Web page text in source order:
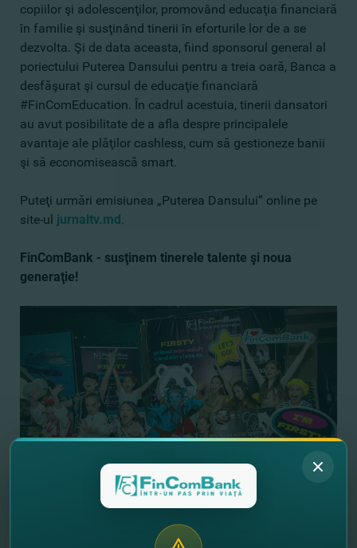
copiilor şi adolescenţilor, promovând educaţia financiară
în familie şi susţinând tinerii în eforturile lor de a se
dezvolta. Şi de data aceasta, fiind sponsorul general al
poriectului Puterea Dansului pentru a treia oară, Banca a
desfăşurat şi cursul de educaţie financiară
#FinComEducation. În cadrul acestuia, tinerii dansatori
au avut posibilitate de a afla despre principalele
avantaje ale plăţilor cashless, cum să gestioneze banii
şi să economisească smart.
Puteţi urmări emisiunea „Puterea Dansului” online pe
site-ul jurnaltv.md
FinComBank - susţinem tinerele talente şi noua
generaţie!